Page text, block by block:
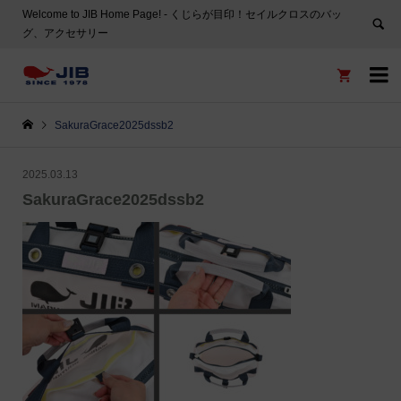
Welcome to JIB Home Page! ‐ くじらが目印！セイルクロスのバッ
グ、アクセサリー


SakuraGrace2025dssb2
2025.03.13
SakuraGrace2025dssb2